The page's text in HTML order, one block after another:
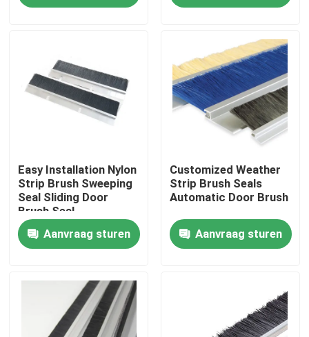
Fabrieksreis
Kwaliteitscontrole
Vraag een offerte aan
Industriële borstelstrook
industriële cilindrische borstel
industriële rolborstel
Easy Installation Nylon
Strip Brush Sweeping
Seal Sliding Door
Brush Seal
Aanvraag sturen
Customized Weather
Strip Brush Seals
Automatic Door Brush
Aanvraag sturen